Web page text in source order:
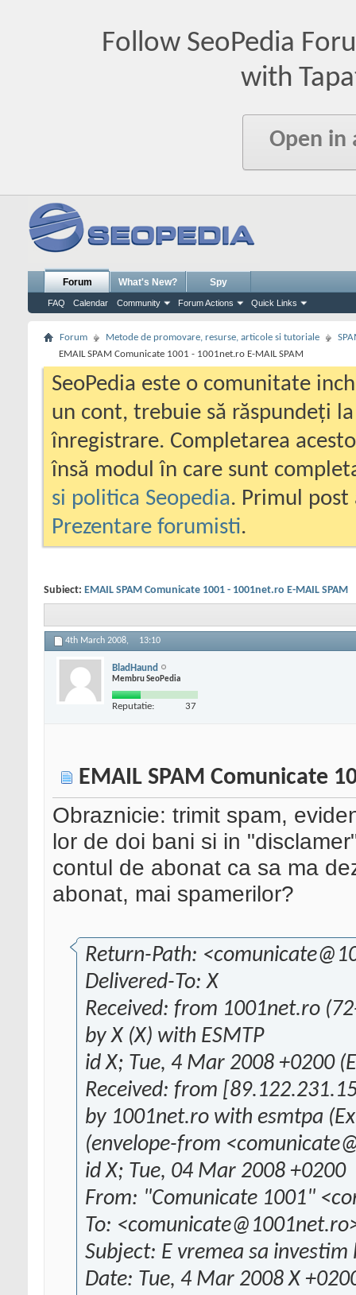
Follow SeoPedia
with
Open in
Forum
FAQ Calendar Community Forum Actions Quick Links
What's New? Spy
Forum Metode de promovare, resurse, articole si tutoriale
EMAIL SPAM Comunicate 1001 - 1001net.ro E-MAIL SPAM
SeoPedia este o comunitate
un cont, trebuie să răspundeți
înregistrare. Completarea
însă modul în care sunt
si politica Seopedia. Primul
Prezentare forumisti.
Subiect: EMAIL SPAM Comunicate 1001 - 1001net.ro E-MAIL SPAM
4th March 2008, 13:10
BladHaund
Membru SeoPedia
Reputatie: 37
EMAIL SPAM Comunicate
Obraznicie: trimit spam,
lor de doi bani si in
contul de abonat ca sa ma
abonat, mai spamerilor?
Return-Path:
Delivered-To: X
Received: from 1001net.ro
by X (X) with ESMTP
id X; Tue, 4 Mar 2008 +0200
Received: from
by 1001net.ro with esmtpa
(envelope-from
id X; Tue, 04 Mar 2008 +0200
From: "Comunicate 1001"
To:
Subject: E vremea sa investim
Date: Tue, 4 Mar 2008 X